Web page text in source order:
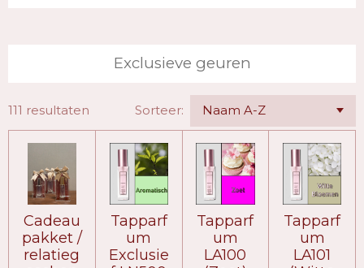
Exclusieve geuren
111 resultaten Sorteer:
Cadeau
pakket /
relatieg
Tapparf
um
Exclusie
Tapparf
um
LA100
Tapparf
um
LA101